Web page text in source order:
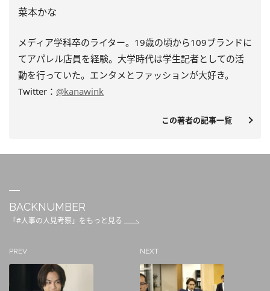
菜本かな
メディア学科卒のライター。19歳の頃から109ブランドに
てアパレル店員を経験。大学時代は学生記者としての活
動を行っていた。エンタメとファッションが大好き。
Twitter： @kanawink
この著者の記事一覧
BACKNUMBER
「#人事の人見考察」をもっと見る
PREV NEXT